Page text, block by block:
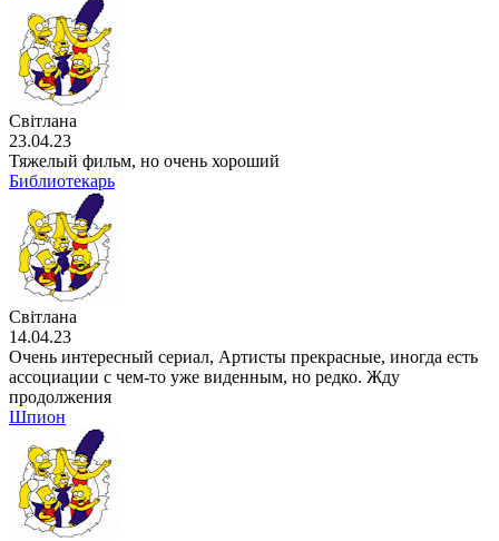
Світлана
23.04.23
Тяжелый фильм, но очень хороший
Библиотекарь
Світлана
14.04.23
Очень интересный сериал, Артисты прекрасные, иногда есть
ассоциации с чем-то уже виденным, но редко. Жду
продолжения
Шпион